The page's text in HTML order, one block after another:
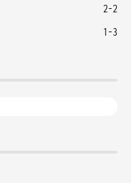
2-2
1-3